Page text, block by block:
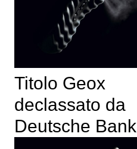
Titolo Geox
declassato da
Deutsche Bank